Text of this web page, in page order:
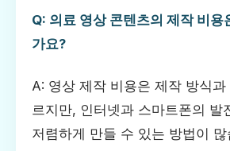
Q: 의료 영상 콘텐츠의 제작 비용
가요?
A: 영상 제작 비용은 제작 방식
르지만, 인터넷과 스마트폰의 발
저렴하게 만들 수 있는 방법이 많